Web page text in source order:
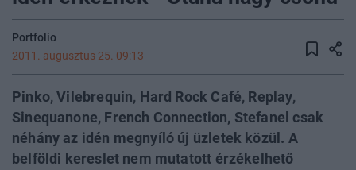
Portfolio
2011. augusztus 25. 09:13
Pinko, Vilebrequin, Hard Rock Café, Replay,
Sinequanone, French Connection, Stefanel csak
néhány az idén megnyíló új üzletek közül. A
belföldi kereslet nem mutatott érzékelhető